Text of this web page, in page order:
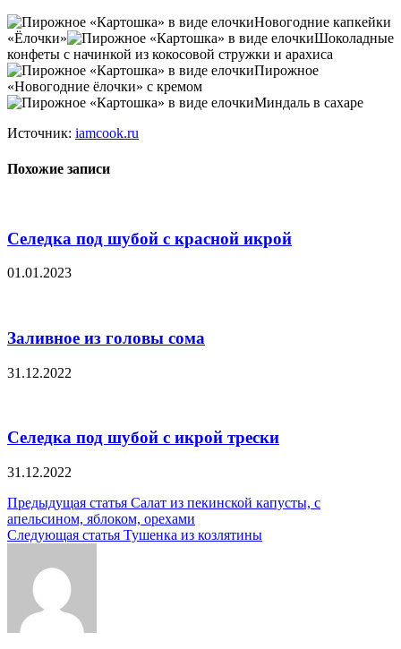
Новогодние капкейки
«Ёлочки»
Шоколадные
конфеты с начинкой из кокосовой стружки и арахиса
Пирожное
«Новогодние ёлочки» с кремом
Миндаль в сахаре
Источник: iamcook.ru
Похожие записи
Селедка под шубой с красной икрой
01.01.2023
Заливное из головы сома
31.12.2022
Селедка под шубой с икрой трески
31.12.2022
Навигация
по
Предыдущая статья Салат из пекинской капусты, с
апельсином, яблоком, орехами
Следующая статья Тушенка из козлятины